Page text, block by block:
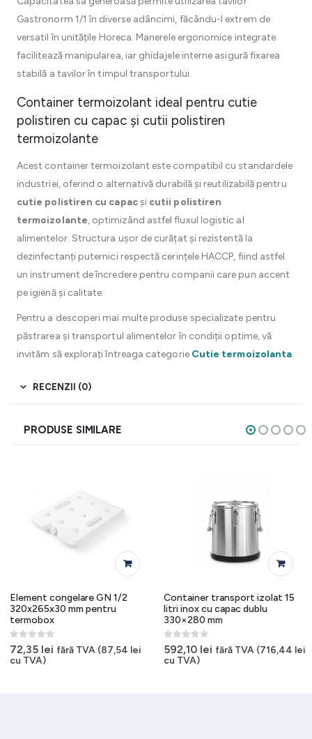
Gastronorm 1/1 în diverse adâncimi, făcându-l extrem de
versatil în unitățile Horeca. Manerele ergonomice integrate
facilitează manipularea, iar ghidajele interne asigură fixarea
stabilă a tavilor în timpul transportului.
Container termoizolant ideal pentru cutie
polistiren cu capac și cutii polistiren
termoizolante
Acest container termoizolant este compatibil cu standardele
industriei, oferind o alternativă durabilă și reutilizabilă pentru
cutie polistiren cu capacși cutii polistiren
termoizolante, optimizând astfel fluxul logistic al
alimentelor. Structura ușor de curățat și rezistentă la
dezinfectanți puternici respectă cerințele HACCP, fiind astfel
un instrument de încredere pentru companii care pun accent
pe igienă și calitate.
Pentru a descoperi mai multe produse specializate pentru
păstrarea și transportul alimentelor în condiții optime, vă
invităm să explorați întreaga categorie Cutie termoizolanta.
RECENZII (0)
PRODUSE SIMILARE
Element congelare GN 1/2
320x265x30 mm pentru
termobox
0out of 5
72,35 lei fără TVA (87,54 lei
cu TVA)
Container transport izolat 15
litri inox cu capac dublu
330×280 mm
0out of 5
592,10 lei fără TVA (716,44 lei
cu TVA)